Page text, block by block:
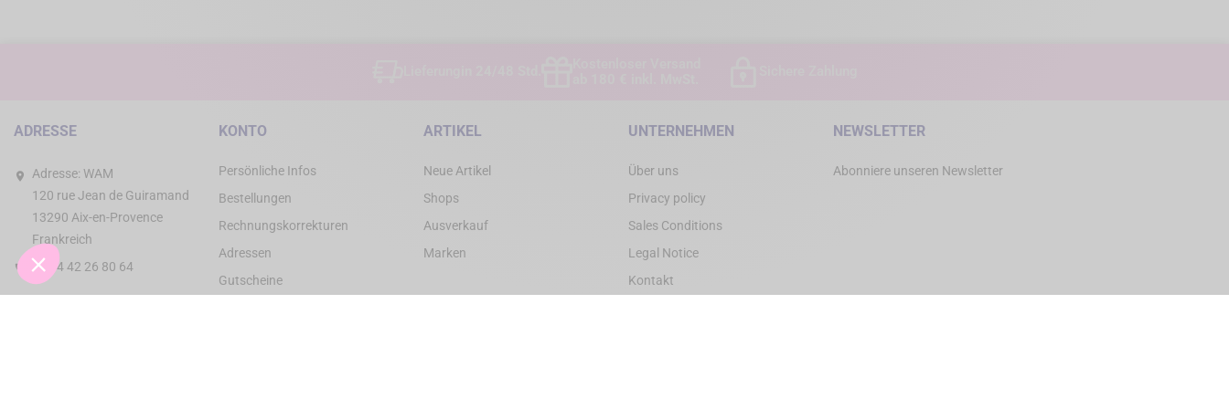
ADRESSE
Adresse: WAM
120 rue Jean de Guiramand
13290 Aix-en-Provence
Frankreich
+33 4 42 26 80 64
KONTO
Persönliche Infos
Bestellungen
Rechnungskorrekturen
Adressen
Gutscheine
ARTIKEL
Neue Artikel
Shops
Ausverkauf
Marken
UNTERNEHMEN
Über uns
Privacy policy
Sales Conditions
Legal Notice
Kontakt
NEWSLETTER
Abonniere unseren Newsletter